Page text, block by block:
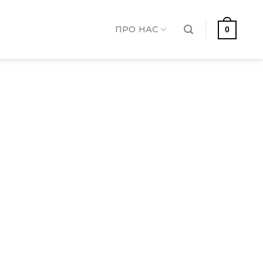
ПРО НАС 0